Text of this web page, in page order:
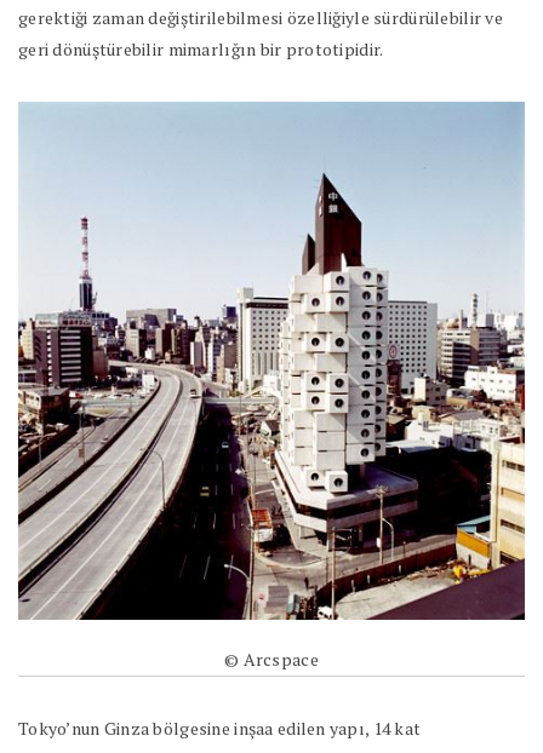
gerektiği zaman değiştirilebilmesi özelliğiyle sürdürülebilir ve
geri dönüştürebilir mimarlığın bir prototipidir.
© Arcspace
Tokyo’nun Ginza bölgesine inşaa edilen yapı, 14 kat